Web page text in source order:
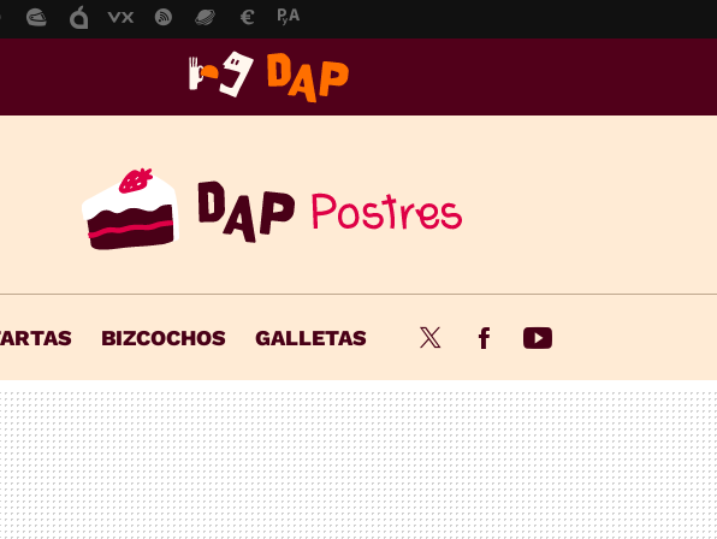
BIZCOCHOS GALLETAS Twitter Facebook